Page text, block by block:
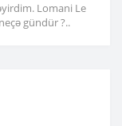
Lomani Le
gündür ?..